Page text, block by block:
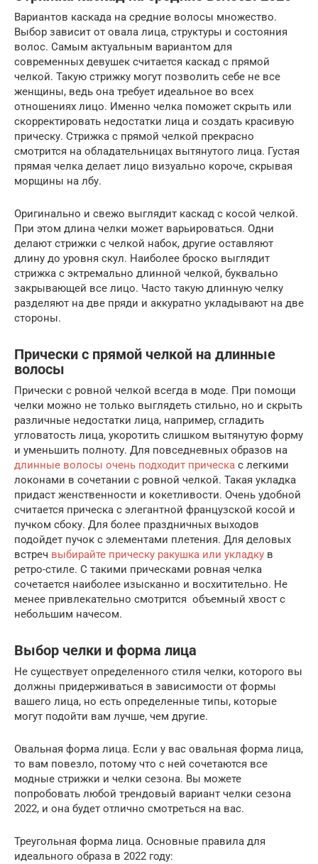
Вариантов каскада на средние волосы множество.
Выбор зависит от овала лица, структуры и состояния
волос. Самым актуальным вариантом для
современных девушек считается каскад с прямой
челкой. Такую стрижку могут позволить себе не все
женщины, ведь она требует идеальное во всех
отношениях лицо. Именно челка поможет скрыть или
скорректировать недостатки лица и создать красивую
прическу. Стрижка с прямой челкой прекрасно
смотрится на обладательницах вытянутого лица. Густая
прямая челка делает лицо визуально короче, скрывая
морщины на лбу.
Оригинально и свежо выглядит каскад с косой челкой.
При этом длина челки может варьироваться. Одни
делают стрижки с челкой набок, другие оставляют
длину до уровня скул. Наиболее броско выглядит
стрижка с эктремально длинной челкой, буквально
закрывающей все лицо. Часто такую длинную челку
разделяют на две пряди и аккуратно укладывают на две
стороны.
Прически с прямой челкой на длинные
волосы
Прически с ровной челкой всегда в моде. При помощи
челки можно не только выглядеть стильно, но и скрыть
различные недостатки лица, например, сгладить
угловатость лица, укоротить слишком вытянутую форму
и уменьшить полноту. Для повседневных образов на
длинные волосы очень подходит прическа с легкими
локонами в сочетании с ровной челкой. Такая укладка
придаст женственности и кокетливости. Очень удобной
считается прическа с элегантной французской косой и
пучком сбоку. Для более праздничных выходов
подойдет пучок с элементами плетения. Для деловых
встреч выбирайте прическу ракушка или укладку в
ретро-стиле. С такими прическами ровная челка
сочетается наиболее изысканно и восхитительно. Не
менее привлекательно смотрится объемный хвост с
небольшим начесом.
Выбор челки и форма лица
Не существует определенного стиля челки, которого вы
должны придерживаться в зависимости от формы
вашего лица, но есть определенные типы, которые
могут подойти вам лучше, чем другие.
Овальная форма лица. Если у вас овальная форма лица,
то вам повезло, потому что с ней сочетаются все
модные стрижки и челки сезона. Вы можете
попробовать любой трендовый вариант челки сезона
2022, и она будет отлично смотреться на вас.
Треугольная форма лица. Основные правила для
идеального образа в 2022 году: